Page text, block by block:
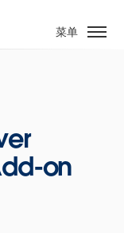
菜单
on